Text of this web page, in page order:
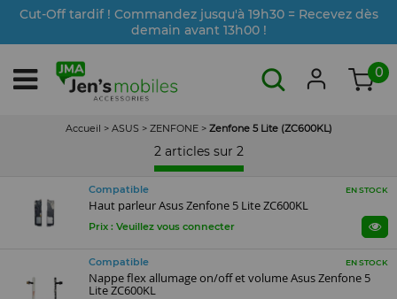
Cut-Off tardif ! Commandez jusqu'à 19h30 = Recevez dès
demain avant 13h00 !
0
Accueil > ASUS > ZENFONE > Zenfone 5 Lite (ZC600KL)
2 articles sur 2
Compatible EN STOCK
Haut parleur Asus Zenfone 5 Lite ZC600KL
Prix : Veuillez vous connecter
Compatible EN STOCK
Nappe flex allumage on/off et volume Asus Zenfone 5
Lite ZC600KL